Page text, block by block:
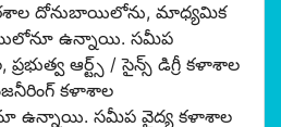
దోనుబాయిలోను, మాధ్యమిక
ఉన్నాయి. సమీప
ఆర్ట్స్ / సైన్స్ డిగ్రీ కళాశాల
కళాశాల
ఉన్నాయి. సమీప వైద్య కళాశాల